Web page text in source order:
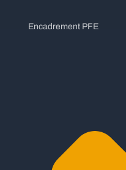
Encadrement PFE